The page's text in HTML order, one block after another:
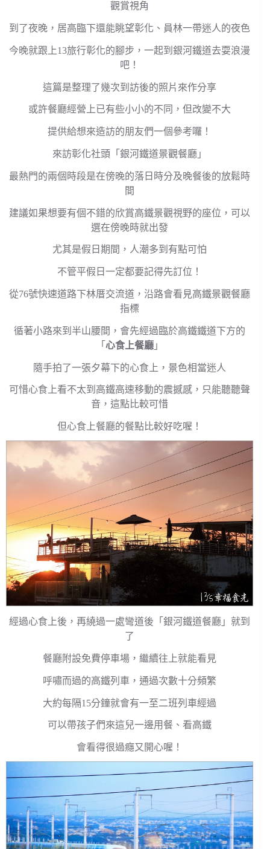
觀賞視角
到了夜晚，居高臨下還能眺望彰化、員林一帶迷人的夜色
今晚就跟上13旅行彰化的腳步，一起到銀河鐵道去耍浪漫
吧！
這篇是整理了幾次到訪後的照片來作分享
或許餐廳經營上已有些小小的不同，但改變不大
提供給想來造訪的朋友們一個參考囉！
來訪彰化社頭「銀河鐵道景觀餐廳」
最熱門的兩個時段是在傍晚的落日時分及晚餐後的放鬆時
間
建議如果想要有個不錯的欣賞高鐵景觀視野的座位，可以
選在傍晚時就出發
尤其是假日期間，人潮多到有點可怕
不管平假日一定都要記得先訂位！
從76號快速道路下林厝交流道，沿路會看見高鐵景觀餐廳
指標
循著小路來到半山腰間，會先經過臨於高鐵鐵道下方的
「心食上餐廳 」
隨手拍了一張夕幕下的心食上，景色相當迷人
可惜心食上看不太到高鐵高速移動的震撼感，只能聽聽聲
音，這點比較可惜
但心食上餐廳的餐點比較好吃喔！
經過心食上後，再繞過一處彎道後「銀河鐵道餐廳」就到
了
餐廳附設免費停車場，繼續往上就能看見
呼嘯而過的高鐵列車，通過次數十分頻繁
大約每隔15分鐘就會有一至二班列車經過
可以帶孩子們來這兒一邊用餐、看高鐵
會看得很過癮又開心喔！